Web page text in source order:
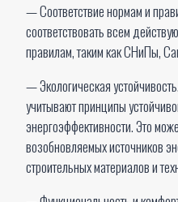
— Соответствие нормам и
соответствовать всем
правилам, таким как СНиПы,
— Экологическая
учитывают принципы
энергоэффективности. Это
возобновляемых источников
строительных материалов и